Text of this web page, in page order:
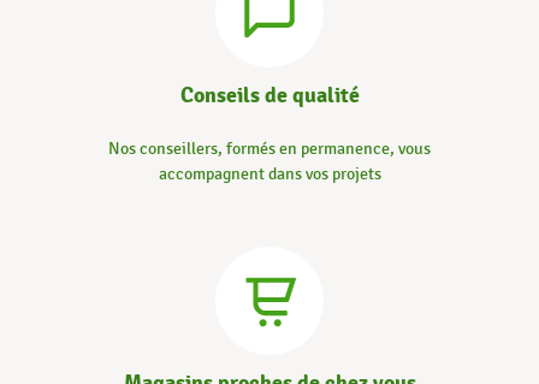
Conseils de qualité
Nos conseillers, formés en permanence, vous
accompagnent dans vos projets